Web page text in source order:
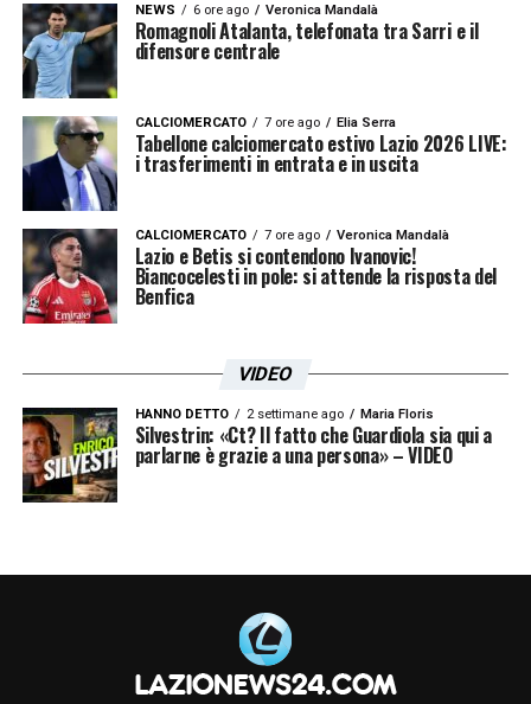
NEWS 6 ore ago Veronica Mandalà
Romagnoli Atalanta, telefonata tra Sarri e il
difensore centrale
CALCIOMERCATO 7 ore ago Elia Serra
Tabellone calciomercato estivo Lazio 2026 LIVE:
i trasferimenti in entrata e in uscita
CALCIOMERCATO 7 ore ago Veronica Mandalà
Lazio e Betis si contendono Ivanovic!
Biancocelesti in pole: si attende la risposta del
Benfica
VIDEO
HANNO DETTO 2 settimane ago Maria Floris
Silvestrin: «Ct? Il fatto che Guardiola sia qui a
parlarne è grazie a una persona» – VIDEO